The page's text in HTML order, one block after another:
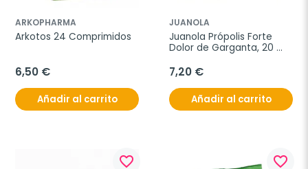
ARKOPHARMA
Arkotos 24 Comprimidos
6,50 €
Añadir al carrito
JUANOLA
Juanola Própolis Forte
Dolor de Garganta, 20
7,20 €
Añadir al carrito
favorite_border favorite_border